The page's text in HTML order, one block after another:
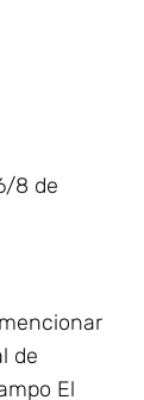
8 de
de
El